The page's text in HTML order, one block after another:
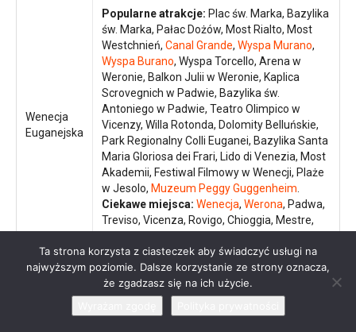
Wenecja
Euganejska
Popularne atrakcje: Plac św. Marka, Bazylika
św. Marka, Pałac Dożów, Most Rialto, Most
Westchnień, Canal Grande, Wyspa Murano,
Wyspa Burano, Wyspa Torcello, Arena w
Weronie, Balkon Julii w Weronie, Kaplica
Scrovegnich w Padwie, Bazylika św.
Antoniego w Padwie, Teatro Olimpico w
Vicenzy, Willa Rotonda, Dolomity Belluńskie,
Park Regionalny Colli Euganei, Bazylika Santa
Maria Gloriosa dei Frari, Lido di Venezia, Most
Akademii, Festiwal Filmowy w Wenecji, Plaże
w Jesolo, Muzeum Peggy Guggenheim
Ciekawe miejsca: Wenecja, Werona, Padwa,
Treviso, Vicenza, Rovigo, Chioggia, Mestre,
Popularne atrakcje:Zamek Miramare,
Piazza Unità d’Italia w Trieście, Katedra San
Romano w Trieście, Zamek Udine, Loggia del
Ta strona korzysta z ciasteczek aby świadczyć usługi na
najwyższym poziomie. Dalsze korzystanie ze strony oznacza,
że zgadzasz się na ich użycie.